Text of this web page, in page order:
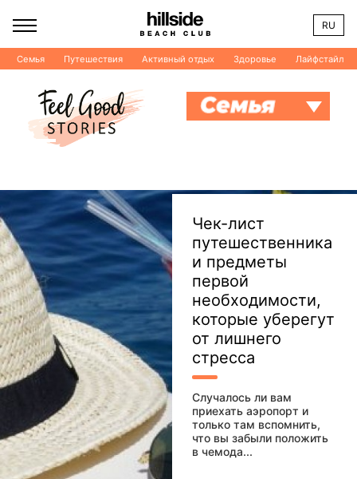
RU
Семья Путешествия Активный отдых Здоровье Лайфстайл
Чек-лист
путешественника
и предметы
первой
необходимости,
которые уберегут
от лишнего
стресса
Случалось ли вам
приехать аэропорт и
только там вспомнить,
что вы забыли положить
в чемода...